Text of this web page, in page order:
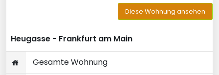
Diese Wohnung ansehen
Heugasse - Frankfurt am Main
Gesamte Wohnung